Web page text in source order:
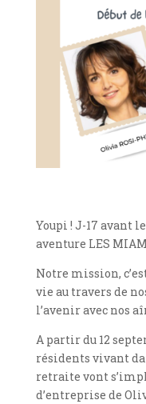
Youpi ! J-17 avant
aventure LES
Notre mission,
vie au travers de
l’avenir avec nos
A partir du 12
résidents vivant
retraite vont
d’entreprise de